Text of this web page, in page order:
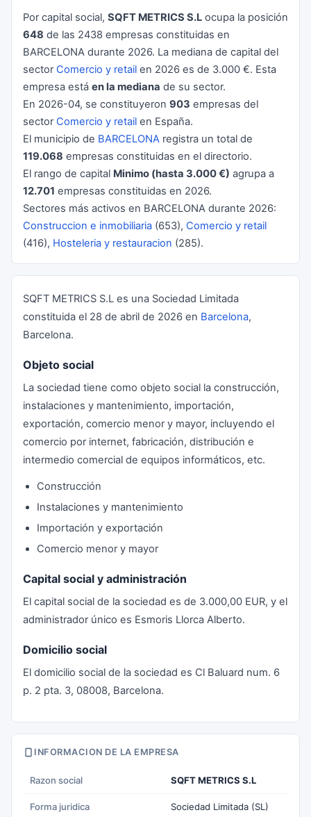
Por capital social, SQFT METRICS S.L ocupa la posición
648 de las 2438 empresas constituidas en
BARCELONA durante 2026. La mediana de capital del
sector Comercio y retail en 2026 es de 3.000 €. Esta
empresa está en la mediana de su sector.
En 2026-04, se constituyeron 903 empresas del
sector Comercio y retail en España.
El municipio de BARCELONA registra un total de
119.068 empresas constituidas en el directorio.
El rango de capital Minimo (hasta 3.000 €) agrupa a
12.701 empresas constituidas en 2026.
Sectores más activos en BARCELONA durante 2026:
Construccion e inmobiliaria (653), Comercio y retail
(416), Hosteleria y restauracion (285).
SQFT METRICS S.L es una Sociedad Limitada
constituida el 28 de abril de 2026 en Barcelona,
Barcelona.
Objeto social
La sociedad tiene como objeto social la construcción,
instalaciones y mantenimiento, importación,
exportación, comercio menor y mayor, incluyendo el
comercio por internet, fabricación, distribución e
intermedio comercial de equipos informáticos, etc.
Construcción
Instalaciones y mantenimiento
Importación y exportación
Comercio menor y mayor
Capital social y administración
El capital social de la sociedad es de 3.000,00 EUR, y el
administrador único es Esmoris Llorca Alberto.
Domicilio social
El domicilio social de la sociedad es Cl Baluard num. 6
p. 2 pta. 3, 08008, Barcelona.
INFORMACION DE LA EMPRESA
Razon social SQFT METRICS S.L
Forma juridica Sociedad Limitada (SL)